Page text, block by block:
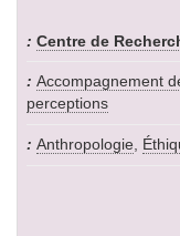
Centre de
Accompagnement
perceptions
Anthropologie,